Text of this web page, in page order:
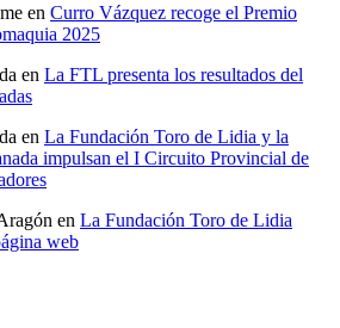
en Curro Vázquez recoge el Premio
2025
en La FTL presenta los resultados del
en La Fundación Toro de Lidia y la
impulsan el I Circuito Provincial de
en La Fundación Toro de Lidia
web